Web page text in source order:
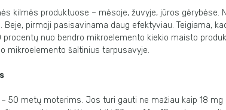
kilmės produktuose – mėsoje, žuvyje, jūros gėrybėse.
pirmoji pasisavinama daug efektyviau. Teigiama,
procentų nuo bendro mikroelemento kiekio maisto
mikroelemento šaltinius tarpusavyje.
– 50 metų moterims. Jos turi gauti ne mažiau kaip 18